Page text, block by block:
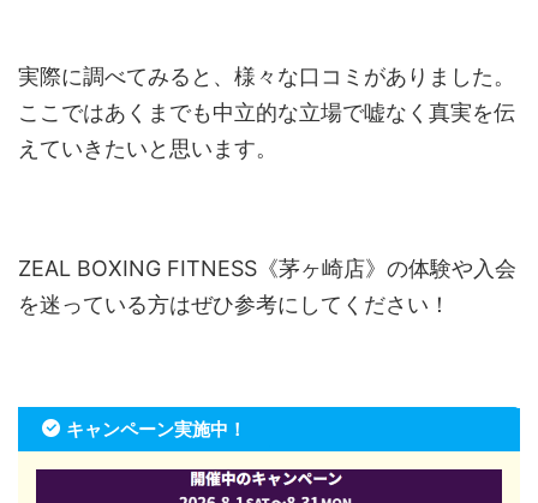
実際に調べてみると、様々な口コミがありました。
ここではあくまでも中立的な立場で嘘なく真実を伝
えていきたいと思います。
ZEAL BOXING FITNESS《茅ヶ崎店》の体験や入会
を迷っている方はぜひ参考にしてください！
キャンペーン実施中！